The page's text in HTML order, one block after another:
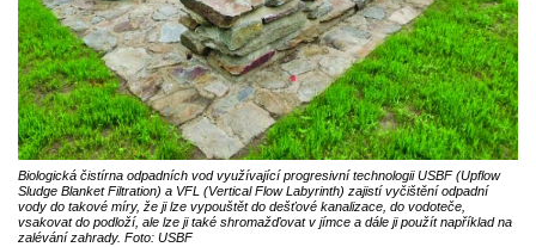
Biologická čistírna odpadních vod využívající progresivní technologii USBF (Upflow
Sludge Blanket Filtration) a VFL (Vertical Flow Labyrinth) zajistí vyčištění odpadní
vody do takové míry, že ji lze vypouštět do dešťové kanalizace, do vodoteče,
vsakovat do podloží, ale lze ji také shromažďovat v jímce a dále ji použít například na
zalévání zahrady. Foto: USBF